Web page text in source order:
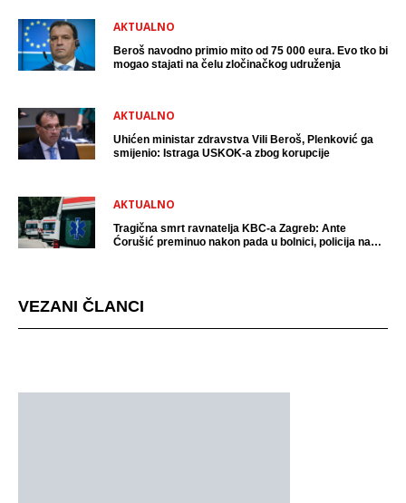
AKTUALNO
Beroš navodno primio mito od 75 000 eura. Evo tko bi
mogao stajati na čelu zločinačkog udruženja
AKTUALNO
Uhićen ministar zdravstva Vili Beroš, Plenković ga
smijenio: Istraga USKOK-a zbog korupcije
AKTUALNO
Tragična smrt ravnatelja KBC-a Zagreb: Ante
Ćorušić preminuo nakon pada u bolnici, policija na
VEZANI ČLANCI